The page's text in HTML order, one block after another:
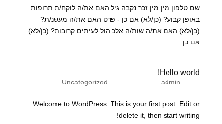
שם טלפון מין מין זכר נקבה גיל האם את/ה לוקח/ת תרופות
באופן קבוע? (כן/לא) אם כן - פרט האם את/ה מעשנ/ת?
(כן/לא) האם את/ה שות/ה אלכוהול לעיתים קרובות? (כן/לא)
אם כן...
Hello world!
admin
|
Uncategorized
Welcome to WordPress. This is your first post. Edit or
delete it, then start writing!